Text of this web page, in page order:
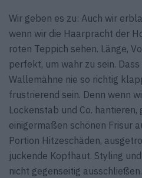
Wir geben es zu: Auch wir
wenn wir die Haarpracht der
roten Teppich sehen. Länge,
perfekt, um wahr zu sein.
Wallemähne nie so richtig
frustrierend sein. Denn wenn
Lockenstab und Co.
einigermaßen schönen Frisur
Portion Hitzeschäden,
juckende Kopfhaut. Styling
nicht gegenseitig